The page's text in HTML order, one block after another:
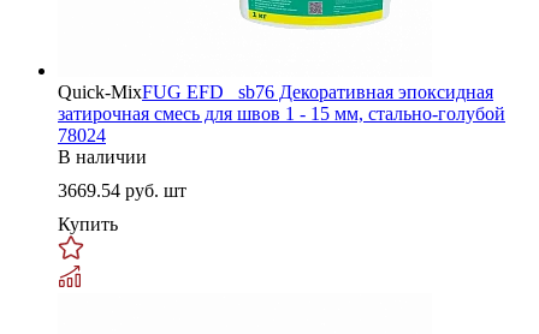
Quick-MixFUG EFD _sb76 Декоративная эпоксидная
затирочная смесь для швов 1 - 15 мм, стально-голубой
78024
В наличии
3669.54 руб. шт
Купить